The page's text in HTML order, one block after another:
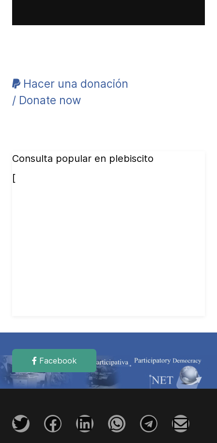
Hacer una donación
/ Donate now
Consulta popular en plebiscito
[
Facebook